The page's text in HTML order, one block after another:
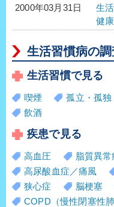
2000年03月31日
生
健
生活習慣病の
生活習慣で見る
喫煙 孤立・孤独
飲酒
疾患で見る
高血圧 脂質異常
高尿酸血症／痛風
狭心症
脳梗塞
COPD（慢性閉塞性肺